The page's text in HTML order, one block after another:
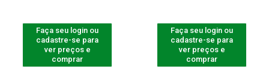
Faça seu login ou
cadastre-se para
ver preços e
comprar
Faça seu login ou
cadastre-se para
ver preços e
comprar